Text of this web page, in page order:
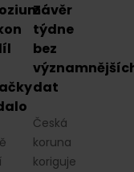
Závěr
týdne
bez
dat
Česká
koruna
koriguje